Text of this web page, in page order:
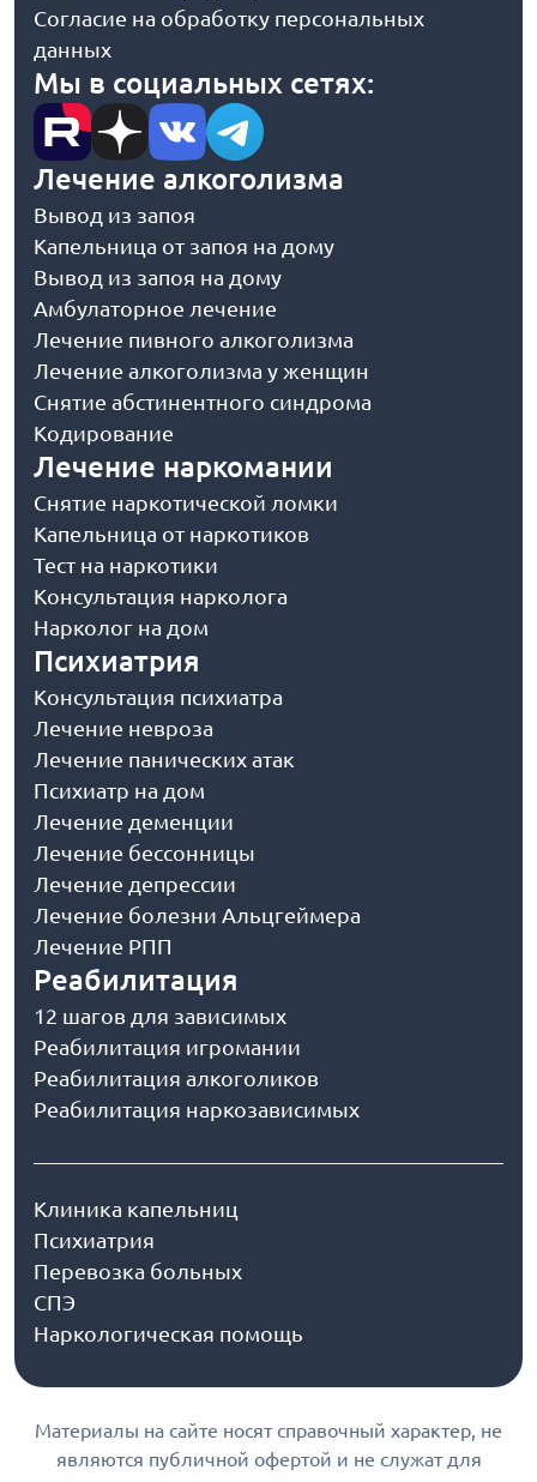
Согласие на обработку персональных
данных
Мы в социальных сетях:
Лечение алкоголизма
Вывод из запоя
Капельница от запоя на дому
Вывод из запоя на дому
Амбулаторное лечение
Лечение пивного алкоголизма
Лечение алкоголизма у женщин
Снятие абстинентного синдрома
Кодирование
Лечение наркомании
Снятие наркотической ломки
Капельница от наркотиков
Тест на наркотики
Консультация нарколога
Нарколог на дом
Психиатрия
Консультация психиатра
Лечение невроза
Лечение панических атак
Психиатр на дом
Лечение деменции
Лечение бессонницы
Лечение депрессии
Лечение болезни Альцгеймера
Лечение РПП
Реабилитация
12 шагов для зависимых
Реабилитация игромании
Реабилитация алкоголиков
Реабилитация наркозависимых
Клиника капельниц
Психиатрия
Перевозка больных
СПЭ
Наркологическая помощь
Материалы на сайте носят справочный характер, не
являются публичной офертой и не служат для